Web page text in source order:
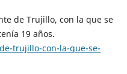
de Trujillo, con la que se
19 años.
trujillo-con-la-que-se-